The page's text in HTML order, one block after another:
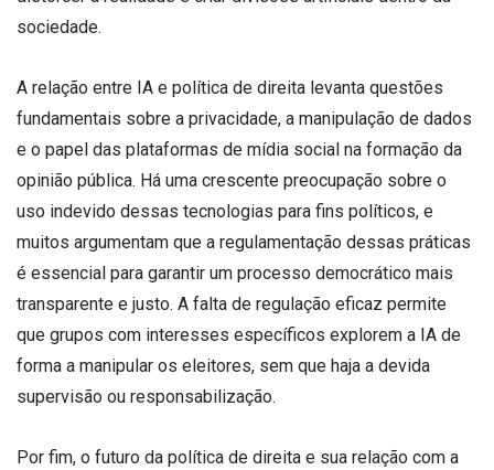
sociedade.
A relação entre IA e política de direita levanta questões
fundamentais sobre a privacidade, a manipulação de dados
e o papel das plataformas de mídia social na formação da
opinião pública. Há uma crescente preocupação sobre o
uso indevido dessas tecnologias para fins políticos, e
muitos argumentam que a regulamentação dessas práticas
é essencial para garantir um processo democrático mais
transparente e justo. A falta de regulação eficaz permite
que grupos com interesses específicos explorem a IA de
forma a manipular os eleitores, sem que haja a devida
supervisão ou responsabilização.
Por fim, o futuro da política de direita e sua relação com a